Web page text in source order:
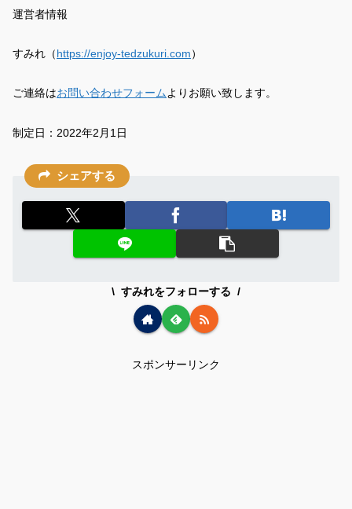
運営者情報
すみれ（https://enjoy-tedzukuri.com）
ご連絡はお問い合わせフォームよりお願い致します。
制定日：2022年2月1日
シェアする
すみれをフォローする
スポンサーリンク